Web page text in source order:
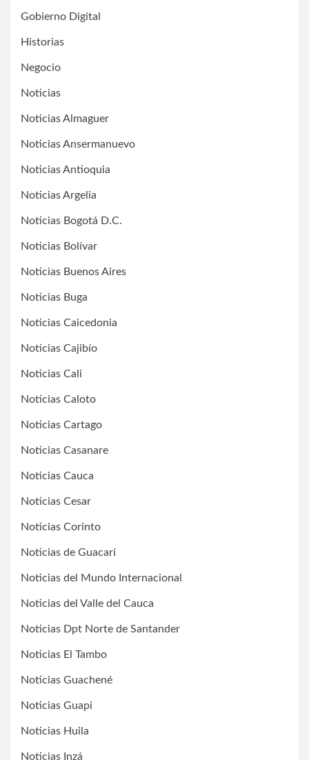
Gobierno Digital
Historias
Negocio
Noticias
Noticias Almaguer
Noticias Ansermanuevo
Noticias Antioquia
Noticias Argelia
Noticias Bogotá D.C.
Noticias Bolívar
Noticias Buenos Aires
Noticias Buga
Noticias Caicedonia
Noticias Cajibío
Noticias Cali
Noticias Caloto
Noticias Cartago
Noticias Casanare
Noticias Cauca
Noticias Cesar
Noticias Corinto
Noticias de Guacarí
Noticias del Mundo Internacional
Noticias del Valle del Cauca
Noticias Dpt Norte de Santander
Noticias El Tambo
Noticias Guachené
Noticias Guapi
Noticias Huila
Noticias Inzá